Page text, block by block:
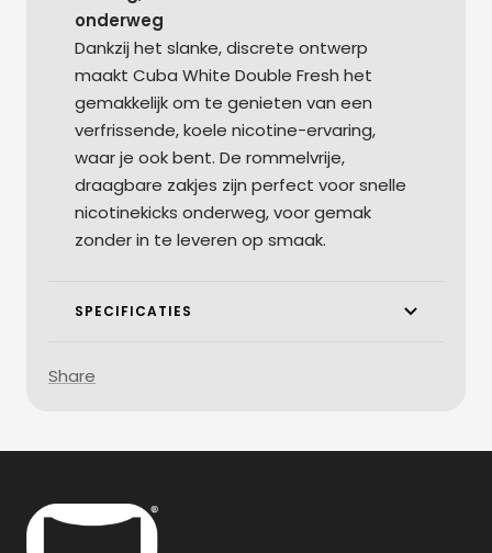
onderweg
Dankzij het slanke, discrete ontwerp
maakt Cuba White Double Fresh het
gemakkelijk om te genieten van een
verfrissende, koele nicotine-ervaring,
waar je ook bent. De rommelvrije,
draagbare zakjes zijn perfect voor snelle
nicotinekicks onderweg, voor gemak
zonder in te leveren op smaak.
SPECIFICATIES
Share